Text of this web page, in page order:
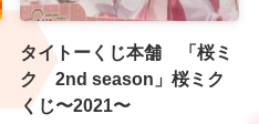
タイトーくじ本舗 「桜ミ
ク 2nd season」桜ミク
くじ〜2021〜